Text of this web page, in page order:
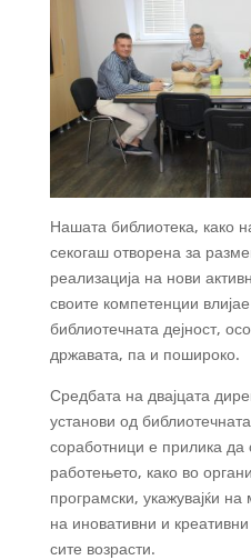
Нашата библиотека, како
секогаш отворена за
реализација на нови
своите компетенции
библиотечната дејност,
државата, па и пошироко.
Средбата на двајцата
установи од
соработници е прилика да
работењето, како во
програмски, укажувајќи
на иновативни и
сите возрасти.